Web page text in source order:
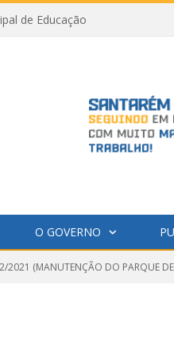
de Educação
O GOVERNO
2021 (MANUTENÇÃO DO PARQUE